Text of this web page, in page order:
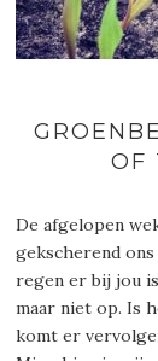
OF
De afgelopen
gekscherend
regen er bij jou
maar niet op. Is
komt er